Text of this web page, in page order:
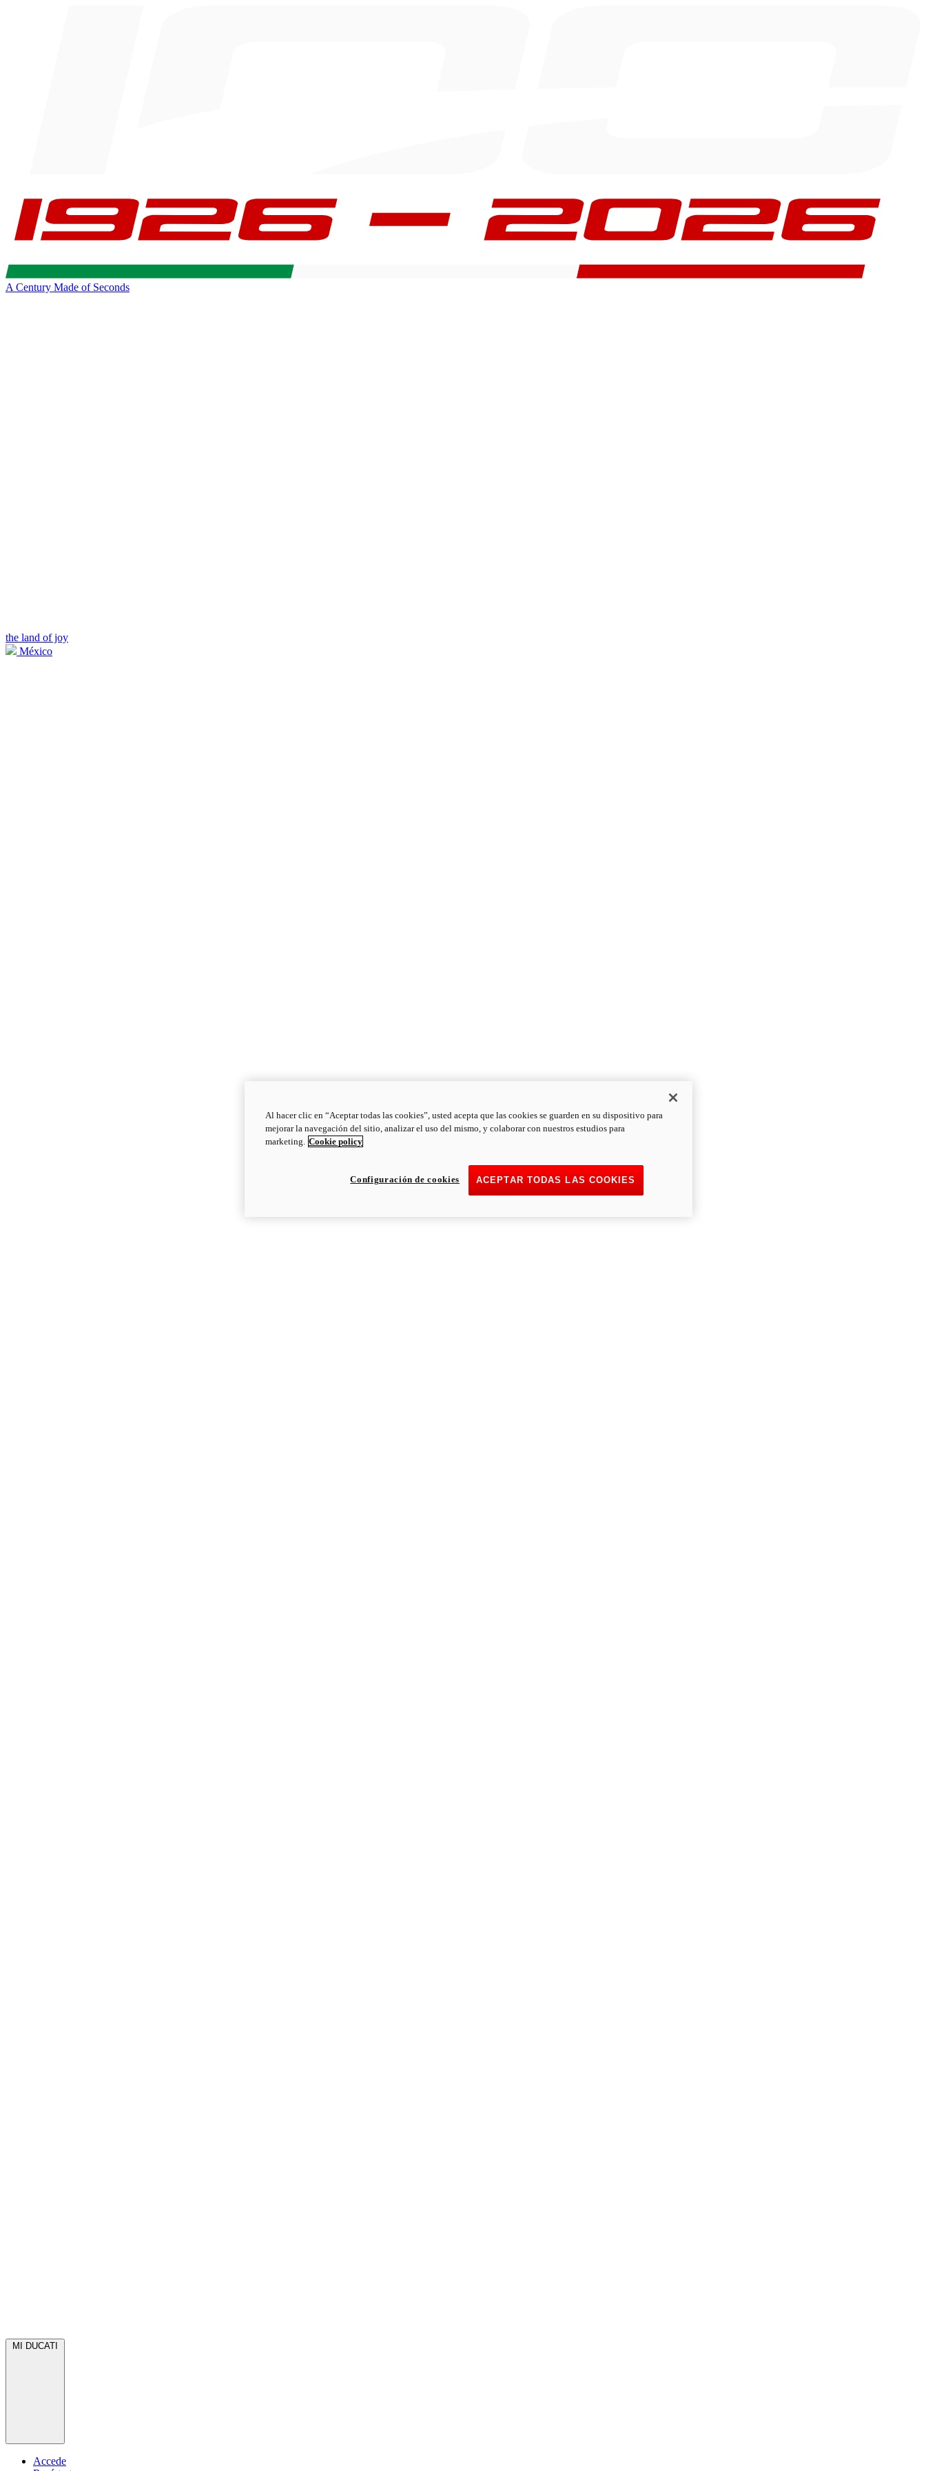
A Century Made of Seconds
the land of joy
México
MI DUCATI
Accede
Al hacer clic en “Aceptar todas las cookies”, usted acepta que las cookies se guarden en su dispositivo para
mejorar la navegación del sitio, analizar el uso del mismo, y colaborar con nuestros estudios para
marketing. Cookie policy
ACEPTAR TODAS LAS COOKIES
Configuración de cookies